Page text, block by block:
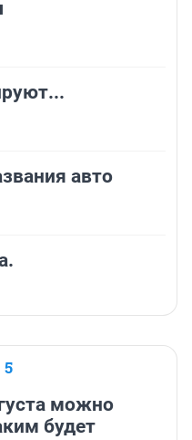
авто
можно
будет